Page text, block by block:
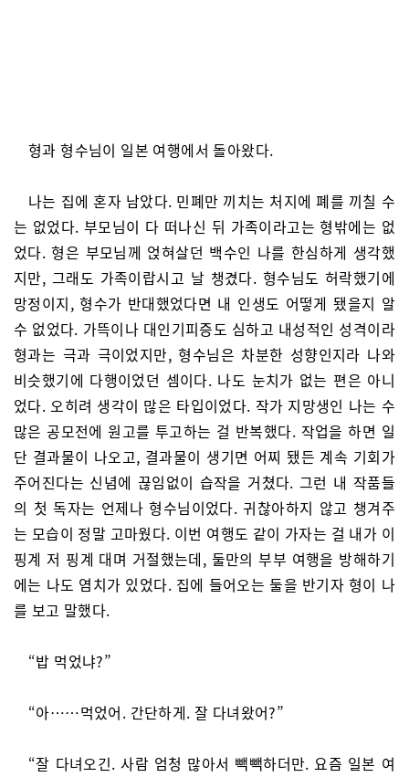
형과 형수님이 일본 여행에서 돌아왔다.
나는 집에 혼자 남았다. 민폐만 끼치는 처지에 폐를 끼칠 수
는 없었다. 부모님이 다 떠나신 뒤 가족이라고는 형밖에는 없
었다. 형은 부모님께 얹혀살던 백수인 나를 한심하게 생각했
지만, 그래도 가족이랍시고 날 챙겼다. 형수님도 허락했기에
망정이지, 형수가 반대했었다면 내 인생도 어떻게 됐을지 알
수 없었다. 가뜩이나 대인기피증도 심하고 내성적인 성격이라
형과는 극과 극이었지만, 형수님은 차분한 성향인지라 나와
비슷했기에 다행이었던 셈이다. 나도 눈치가 없는 편은 아니
었다. 오히려 생각이 많은 타입이었다. 작가 지망생인 나는 수
많은 공모전에 원고를 투고하는 걸 반복했다. 작업을 하면 일
단 결과물이 나오고, 결과물이 생기면 어찌 됐든 계속 기회가
주어진다는 신념에 끊임없이 습작을 거쳤다. 그런 내 작품들
의 첫 독자는 언제나 형수님이었다. 귀찮아하지 않고 챙겨주
는 모습이 정말 고마웠다. 이번 여행도 같이 가자는 걸 내가 이
핑계 저 핑계 대며 거절했는데, 둘만의 부부 여행을 방해하기
에는 나도 염치가 있었다. 집에 들어오는 둘을 반기자 형이 나
를 보고 말했다.
“밥 먹었냐?”
“아……먹었어. 간단하게. 잘 다녀왔어?”
“잘 다녀오긴. 사람 엄청 많아서 빽빽하더만. 요즘 일본 여